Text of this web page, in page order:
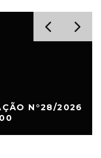
N°28/2026